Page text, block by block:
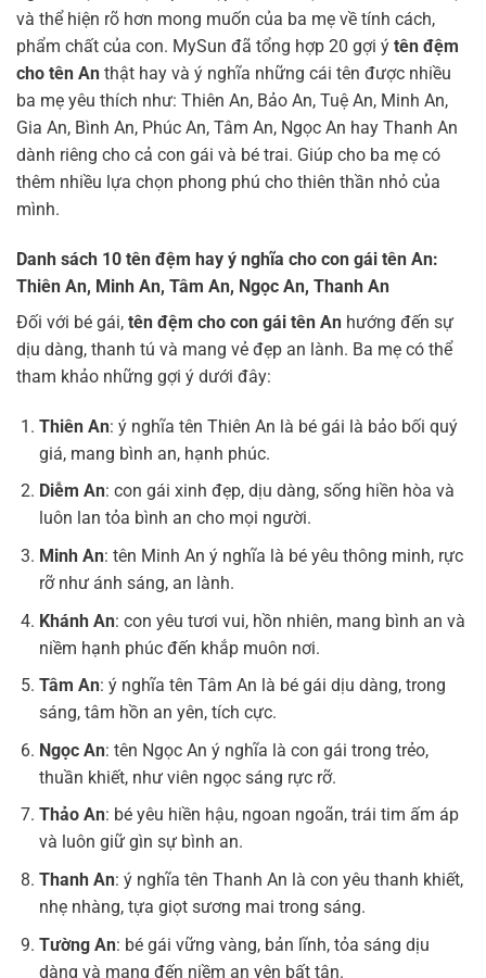
và thể hiện rõ hơn mong muốn của ba mẹ về tính cách,
phẩm chất của con. MySun đã tổng hợp 20 gợi ý tên đệm
cho tên An thật hay và ý nghĩa những cái tên được nhiều
ba mẹ yêu thích như: Thiên An, Bảo An, Tuệ An, Minh An,
Gia An, Bình An, Phúc An, Tâm An, Ngọc An hay Thanh An
dành riêng cho cả con gái và bé trai. Giúp cho ba mẹ có
thêm nhiều lựa chọn phong phú cho thiên thần nhỏ của
mình.
Danh sách 10 tên đệm hay ý nghĩa cho con gái tên An:
Thiên An, Minh An, Tâm An, Ngọc An, Thanh An
Đối với bé gái, tên đệm cho con gái tên An hướng đến sự
dịu dàng, thanh tú và mang vẻ đẹp an lành. Ba mẹ có thể
tham khảo những gợi ý dưới đây:
Thiên An: ý nghĩa tên Thiên An là bé gái là bảo bối quý
giá, mang bình an, hạnh phúc.
Diễm An: con gái xinh đẹp, dịu dàng, sống hiền hòa và
luôn lan tỏa bình an cho mọi người.
Minh An: tên Minh An ý nghĩa là bé yêu thông minh, rực
rỡ như ánh sáng, an lành.
Khánh An: con yêu tươi vui, hồn nhiên, mang bình an và
niềm hạnh phúc đến khắp muôn nơi.
Tâm An: ý nghĩa tên Tâm An là bé gái dịu dàng, trong
sáng, tâm hồn an yên, tích cực.
Ngọc An: tên Ngọc An ý nghĩa là con gái trong trẻo,
thuần khiết, như viên ngọc sáng rực rỡ.
Thảo An: bé yêu hiền hậu, ngoan ngoãn, trái tim ấm áp
và luôn giữ gìn sự bình an.
Thanh An: ý nghĩa tên Thanh An là con yêu thanh khiết,
nhẹ nhàng, tựa giọt sương mai trong sáng.
Tường An: bé gái vững vàng, bản lĩnh, tỏa sáng dịu
dàng và mang đến niềm an yên bất tận.